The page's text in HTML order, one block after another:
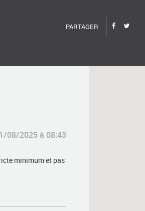
PARTAGER
08/2025 à 08:43
minimum et pas